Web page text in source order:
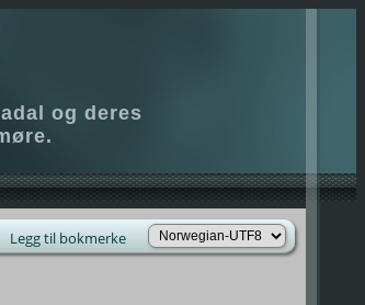
og deres
Legg til bokmerke